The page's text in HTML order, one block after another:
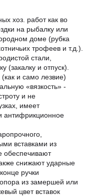
хоз. работ как во
на рыбалку или
доме (рубка
трофеев и т.д.).
стали,
(закалку и отпуск).
и само лезвие)
«вязкость» -
и не
имеет
антифрикционное
вставками из
обеспечивают
снижают ударные
ручки
из замершей или
цвет вставок